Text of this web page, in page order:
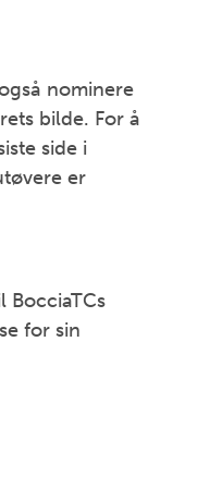
nominere
bilde. For å
side i
er
BocciaTCs
for sin